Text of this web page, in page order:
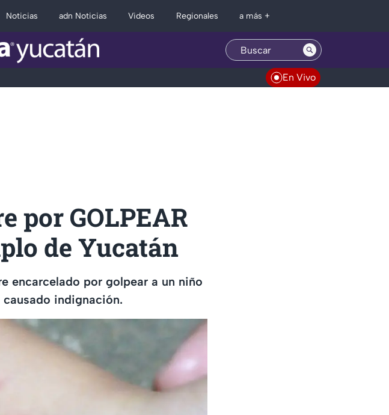
Noticias adn Noticias Videos Regionales a más +
En Vivo
por GOLPEAR
de Yucatán
encarcelado por golpear a un niño
indignación.